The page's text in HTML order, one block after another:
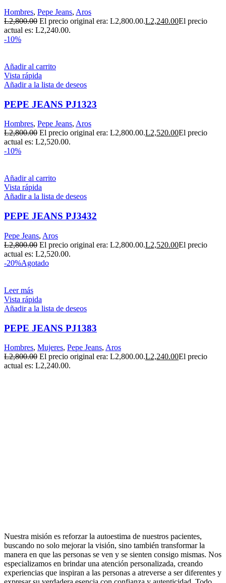
Hombres, Pepe Jeans, Aros
L2,800.00 El precio original era: L2,800.00.L2,240.00El precio
actual es: L2,240.00.
-10%
Añadir al carrito
Vista rápida
Añadir a la lista de deseos
PEPE JEANS PJ1323
Hombres, Pepe Jeans, Aros
L2,800.00 El precio original era: L2,800.00.L2,520.00El precio
actual es: L2,520.00.
-10%
Añadir al carrito
Vista rápida
Añadir a la lista de deseos
PEPE JEANS PJ3432
Pepe Jeans, Aros
L2,800.00 El precio original era: L2,800.00.L2,520.00El precio
actual es: L2,520.00.
-20%Agotado
Leer más
Vista rápida
Añadir a la lista de deseos
PEPE JEANS PJ1383
Hombres, Mujeres, Pepe Jeans, Aros
L2,800.00 El precio original era: L2,800.00.L2,240.00El precio
actual es: L2,240.00.
Nuestra misión es reforzar la autoestima de nuestros pacientes,
buscando no solo mejorar la visión, sino también transformar la
manera en que las personas se ven y se sienten consigo mismas. Nos
especializamos en brindar una atención personalizada, creando
experiencias que inspiran a las personas a atreverse a ser diferentes y